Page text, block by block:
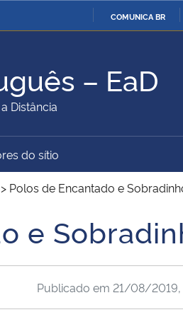
COMUNICA BR
Ministério da Defesa
Ministério da Cidadania
Ministério do
Desenvolvimento Regional
União
Advocacia-Geral da União
– EaD
Distância
do sítio
> Polos de Encantado e
e
Publicado em 21/08/2019,